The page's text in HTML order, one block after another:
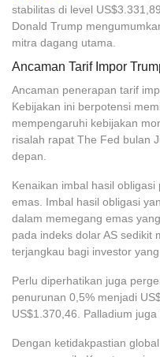
stabilitas di level
Donald Trump
mitra dagang utama.
Ancaman Tarif Impor
Ancaman penerapan tarif
Kebijakan ini berpotensi
mempengaruhi kebijakan
risalah rapat The Fed bulan
depan.
Kenaikan imbal hasil
emas. Imbal hasil obligasi
dalam memegang emas
pada indeks dolar AS sedikit
terjangkau bagi investor
Perlu diperhatikan juga
penurunan 0,5% menjadi
US$1.370,46. Palladium
Dengan ketidakpastian